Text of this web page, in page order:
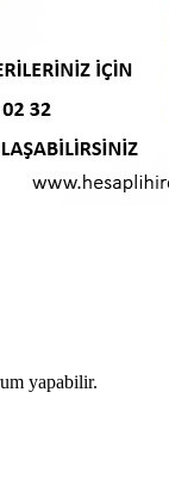
yapabilir.